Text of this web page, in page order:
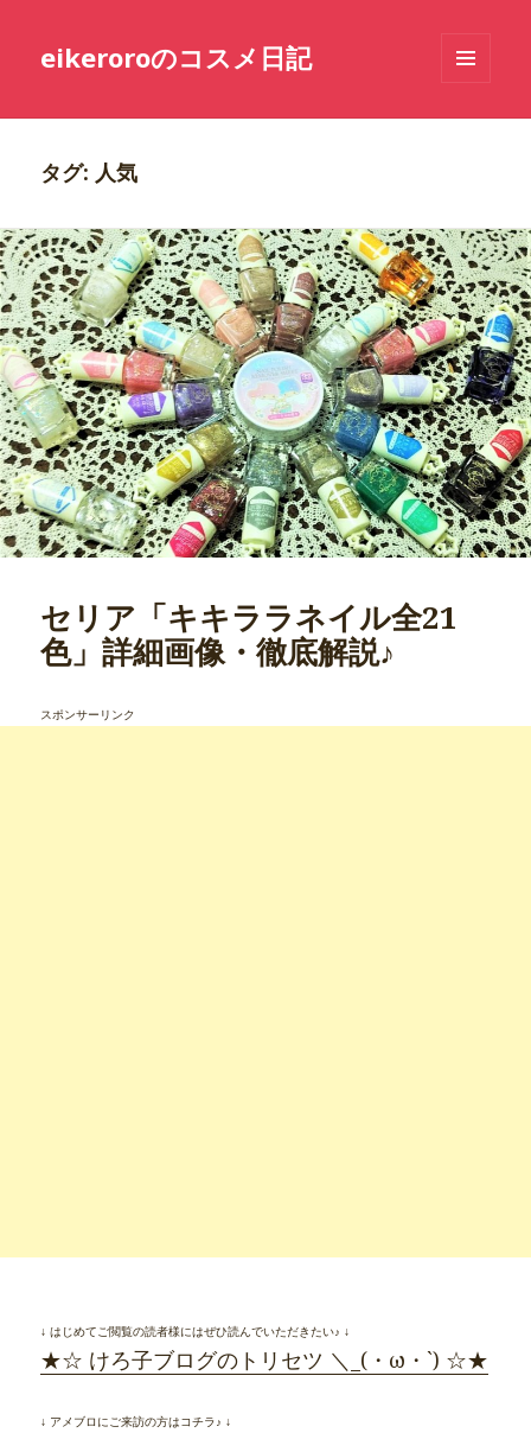
eikeroroのコスメ日記
ーとウ
タグ: 人気
セリア「キキララネイル全21
色」詳細画像・徹底解説♪
スポンサーリンク
↓ はじめてご閲覧の読者様にはぜひ読んでいただきたい♪ ↓
★☆ けろ子ブログのトリセツ ＼_(・ω・`) ☆★
↓ アメブロにご来訪の方はコチラ♪ ↓